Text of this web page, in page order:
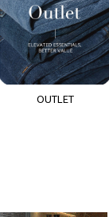
MEMBER